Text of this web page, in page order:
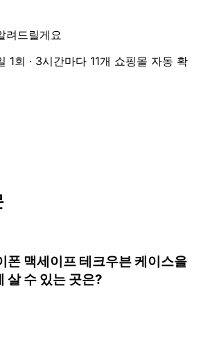
려드릴게요
1회 · 3시간마다 11개 쇼핑몰 자동 확
폰 맥세이프 테크우븐 케이스을
살 수 있는 곳은?